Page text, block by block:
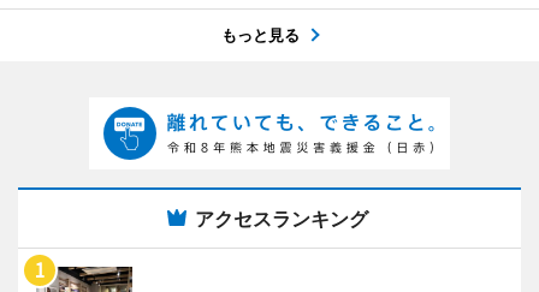
もっと見る
アクセスランキング